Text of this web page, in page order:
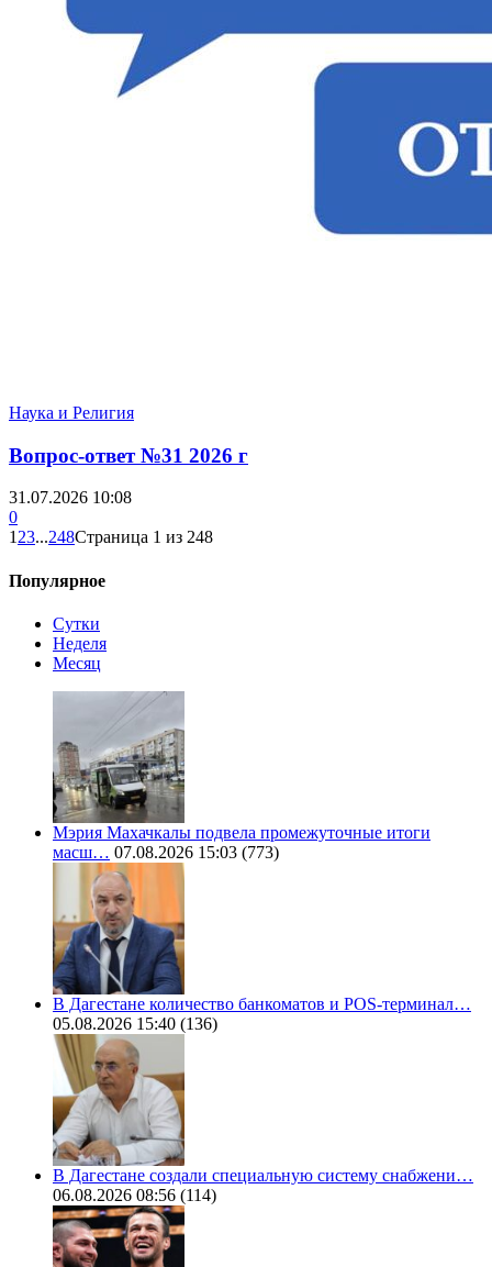
Наука и Религия
Вопрос-ответ №31 2026 г
31.07.2026 10:08
0
1 23...248Страница 1 из 248
Популярное
Сутки
Неделя
Месяц
Мэрия Махачкалы подвела промежуточные итоги
масш… 07.08.2026 15:03 (773)
В Дагестане количество банкоматов и POS-терминал…
05.08.2026 15:40 (136)
В Дагестане создали специальную систему снабжени…
06.08.2026 08:56 (114)